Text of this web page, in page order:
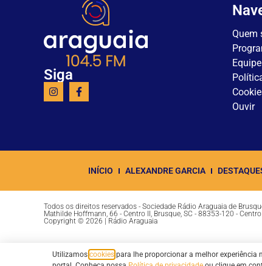
Siga
Quem
Equipe
Ouvir
INÍCIO ALEXANDRE GARCIA
Todos os direitos reservados - Sociedade Rádio Araguaia de
Mathilde Hoffmann, 66 - Centro II, Brusque, SC - 88353-120 -
Copyright © 2026 | Rádio Araguaia
Utilizamos cookies para lhe proporcionar a melhor experiência